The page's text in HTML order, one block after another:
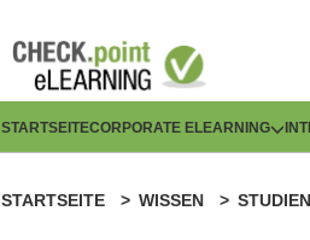
H
STARTSEITECORPORATE ELEARNING
P
STARTSEITE WISSEN STUDIEN